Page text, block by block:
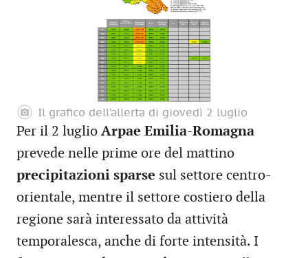
Il grafico dell’allerta di giovedì 2 luglio
Per il 2 luglio Arpae Emilia-Romagna
prevede nelle prime ore del mattino
precipitazioni sparse sul settore centro-
orientale, mentre il settore costiero della
regione sarà interessato da attività
temporalesca, anche di forte intensità. I